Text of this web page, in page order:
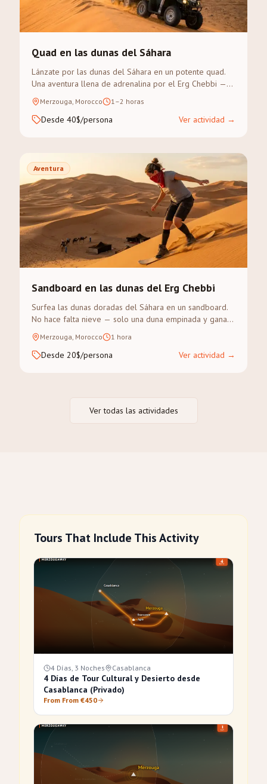
Quad en las dunas del Sáhara
Lánzate por las dunas del Sáhara en un potente quad.
Una aventura llena de adrenalina por el Erg Chebbi —
sin experiencia previa necesaria.
Merzouga, Morocco 1–2 horas
Desde 40$/persona Ver actividad →
Aventura
Sandboard en las dunas del Erg Chebbi
Surfea las dunas doradas del Sáhara en un sandboard.
No hace falta nieve — solo una duna empinada y ganas
de aventura.
Merzouga, Morocco 1 hora
Desde 20$/persona Ver actividad →
Ver todas las actividades
Tours That Include This Activity
4 Días, 3 Noches Casablanca
4 Días de Tour Cultural y Desierto desde
Casablanca (Privado)
From From €450